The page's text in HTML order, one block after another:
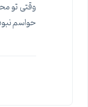
وقتی تو
حواسم